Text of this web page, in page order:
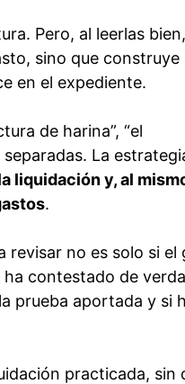
Pero, al leerlas
sino que construye
en el expediente.
de harina”, “el
La
liquidación y, al
.
revisar no es solo si el
contestado de
prueba aportada y si
practicada, sin